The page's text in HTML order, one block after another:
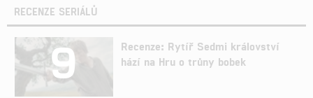
RECENZE SERIÁLŮ
9
Recenze: Rytíř Sedmi království
hází na Hru o trůny bobek